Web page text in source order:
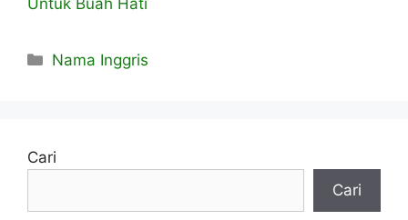
Kategori
Nama Inggris
Cari
Cari